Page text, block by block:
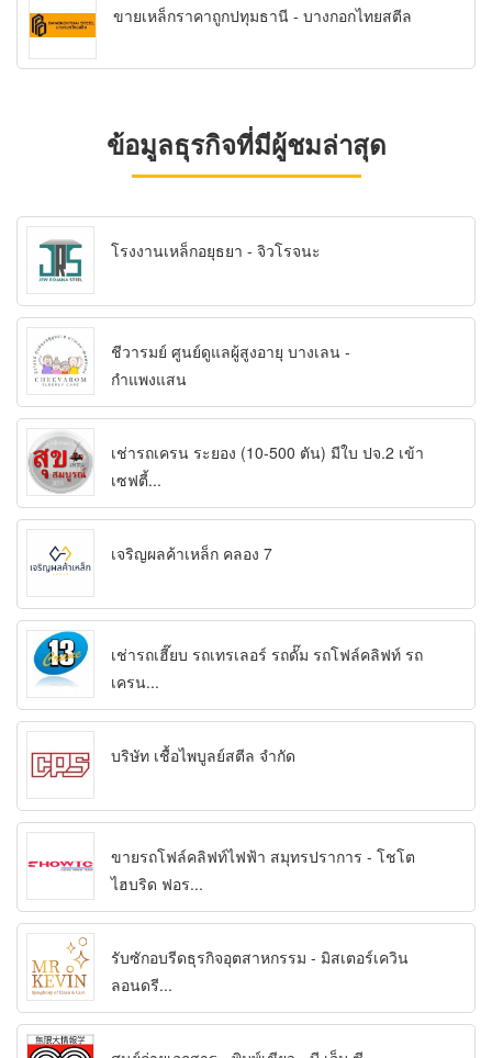
ขายเหล็กราคาถูกปทุมธานี - บางกอกไทยสตีล
ข้อมูลธุรกิจที่มีผู้ชมล่าสุด
โรงงานเหล็กอยุธยา - จิวโรจนะ
ชีวารมย์ ศูนย์ดูแลผู้สูงอายุ บางเลน -
กำแพงแสน
เช่ารถเครน ระยอง (10-500 ตัน) มีใบ ปจ.2 เข้า
เซฟตี้...
เจริญผลค้าเหล็ก คลอง 7
เช่ารถเฮี๊ยบ รถเทรเลอร์ รถดั๊ม รถโฟล์คลิฟท์ รถ
เครน...
บริษัท เชื้อไพบูลย์สตีล จำกัด
ขายรถโฟล์คลิฟท์ไฟฟ้า สมุทรปราการ - โชโต
ไฮบริด ฟอร...
รับซักอบรีดธุรกิจอุตสาหกรรม - มิสเตอร์เควิน
ลอนดรี...